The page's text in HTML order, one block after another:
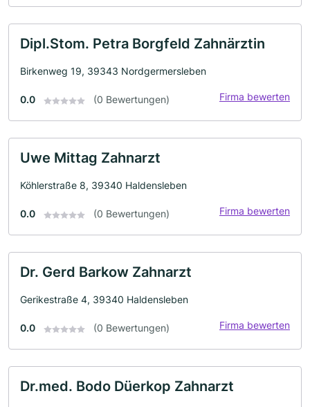
Dipl.Stom. Petra Borgfeld Zahnärztin
Birkenweg 19, 39343 Nordgermersleben
0.0 (0 Bewertungen) Firma bewerten
Uwe Mittag Zahnarzt
Köhlerstraße 8, 39340 Haldensleben
0.0 (0 Bewertungen) Firma bewerten
Dr. Gerd Barkow Zahnarzt
Gerikestraße 4, 39340 Haldensleben
0.0 (0 Bewertungen) Firma bewerten
Dr.med. Bodo Düerkop Zahnarzt